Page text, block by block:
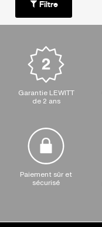
Filtre
Garantie LEWITT
de 2 ans
Paiement sûr et
sécurisé